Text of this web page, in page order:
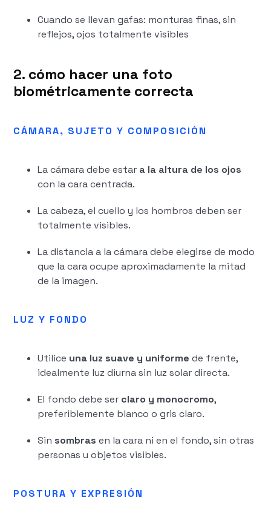
Cuando se llevan gafas: monturas finas, sin
reflejos, ojos totalmente visibles
2. cómo hacer una foto
biométricamente correcta
CÁMARA, SUJETO Y COMPOSICIÓN
La cámara debe estar a la altura de los ojos
con la cara centrada.
La cabeza, el cuello y los hombros deben ser
totalmente visibles.
La distancia a la cámara debe elegirse de modo
que la cara ocupe aproximadamente la mitad
de la imagen.
LUZ Y FONDO
Utilice una luz suave y uniforme de frente,
idealmente luz diurna sin luz solar directa.
El fondo debe ser claro y monocromo,
preferiblemente blanco o gris claro.
Sin sombras en la cara ni en el fondo, sin otras
personas u objetos visibles.
‍POSTURA Y EXPRESIÓN